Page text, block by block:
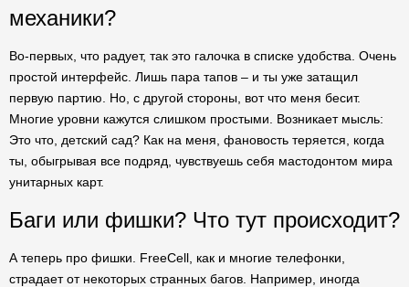
механики?
Во-первых, что радует, так это галочка в списке удобства. Очень
простой интерфейс. Лишь пара тапов – и ты уже затащил
первую партию. Но, с другой стороны, вот что меня бесит.
Многие уровни кажутся слишком простыми. Возникает мысль:
Это что, детский сад? Как на меня, фановость теряется, когда
ты, обыгрывая все подряд, чувствуешь себя мастодонтом мира
унитарных карт.
Баги или фишки? Что тут происходит?
А теперь про фишки. FreeCell, как и многие телефонки,
страдает от некоторых странных багов. Например, иногда